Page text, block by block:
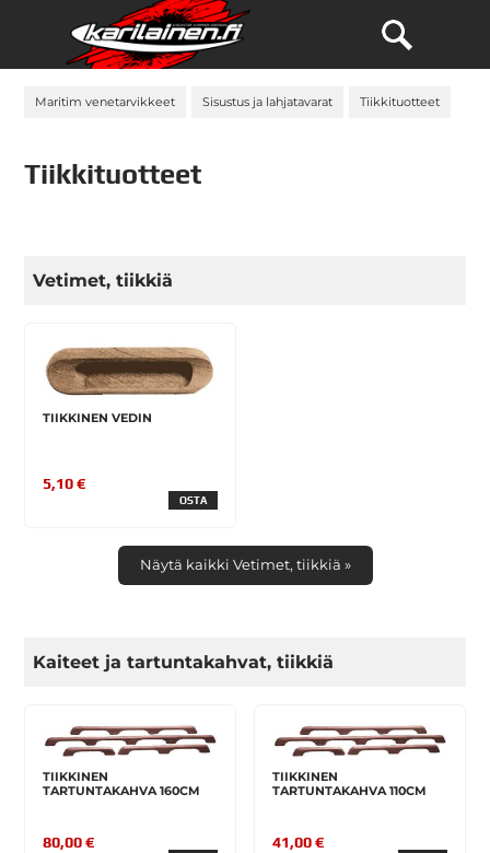
Maritim venetarvikkeet Sisustus ja lahjatavarat Tiikkituotteet
Tiikkituotteet
Vetimet, tiikkiä
TIIKKINEN VEDIN
5,10 €
OSTA
Näytä kaikki Vetimet, tiikkiä »
Kaiteet ja tartuntakahvat, tiikkiä
TIIKKINEN
TARTUNTAKAHVA 160CM
80,00 €
TIIKKINEN
TARTUNTAKAHVA 110CM
41,00 €